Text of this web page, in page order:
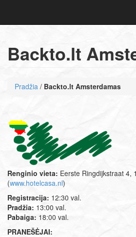
Backto.lt
Pradžia / Backto.lt Amsterdamas
Renginio vieta: Eerste Ringdijkstraat 4,
(www.hotelcasa.nl)
Registracija: 12:30 val.
Pradžia: 13:00 val.
Pabaiga: 18:00 val.
PRANEŠĖJAI: